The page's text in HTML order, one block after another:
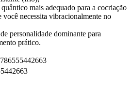
mais adequado para a cocriação
você necessita vibracionalmente no
personalidade dominante para
prático.